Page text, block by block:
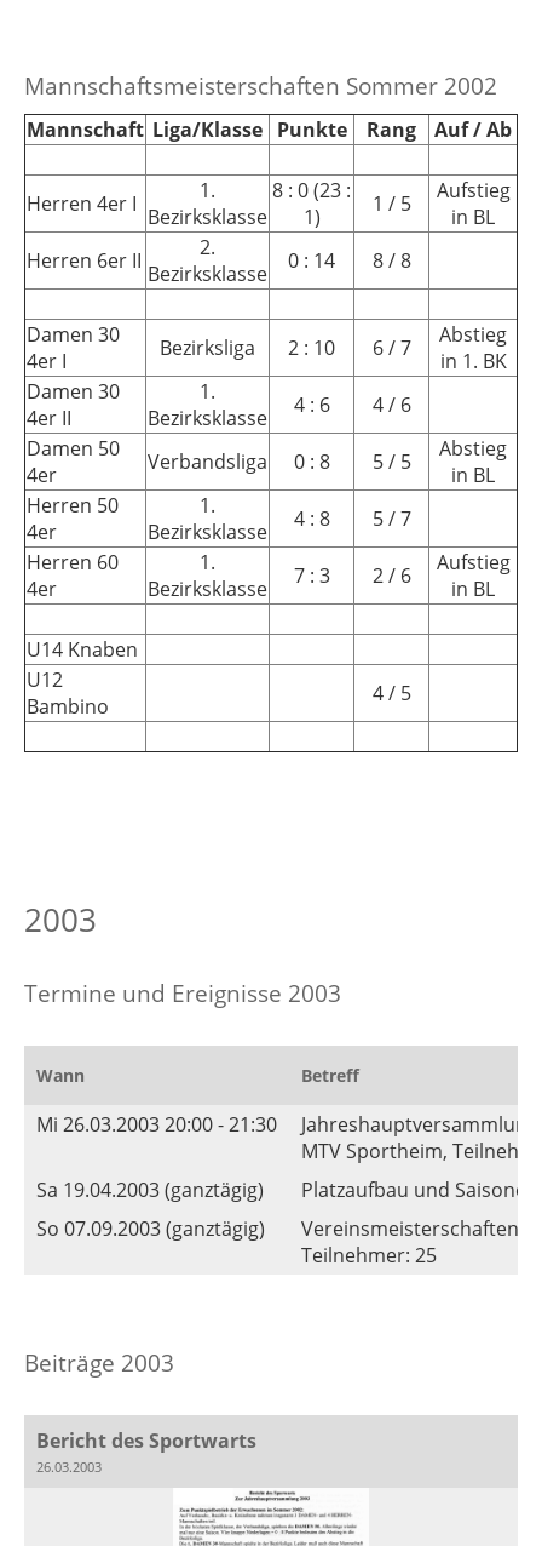
Mannschaftsmeisterschaften Sommer 2002
Mannschaft Liga/Klasse Punkte Rang Auf / Ab
Herren 4er I
1.
Bezirksklasse
8 : 0 (23 :
1)
1 / 5
Aufstieg
in BL
Herren 6er II
2.
Bezirksklasse
0 : 14 8 / 8
Damen 30
4er I
Bezirksliga 2 : 10 6 / 7
Abstieg
in 1. BK
Damen 30
4er II
1.
Bezirksklasse
4 : 6
4 / 6
Damen 50
4er
Verbandsliga 0 : 8 5 / 5
Abstieg
in BL
Herren 50
4er
1.
Bezirksklasse
4 : 8
5 / 7
Herren 60
4er
1.
Bezirksklasse
7 : 3 2 / 6
Aufstieg
in BL
U14 Knaben
U12
Bambino
4 / 5
2003
Termine und Ereignisse 2003
Wann Betreff
Mi 26.03.2003 20:00 - 21:30
Jahreshauptversammlung
MTV Sportheim,
Sa 19.04.2003 (ganztägig)
Platzaufbau und
So 07.09.2003 (ganztägig)
Vereinsmeisterschaften
Teilnehmer: 25
Beiträge 2003
Bericht des Sportwarts
26.03.2003